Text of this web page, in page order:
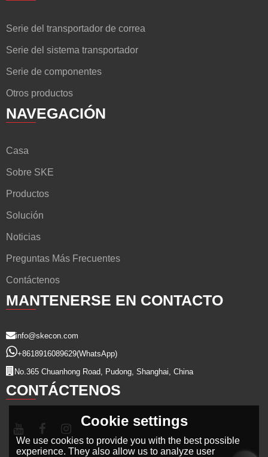
Serie del transportador de correa
Serie del sistema transportador
Serie de componentes
Otros productos
NAVEGACIÓN
Casa
Sobre SKE
Productos
Solución
Noticias
Preguntas Más Frecuentes
Contáctenos
MANTENERSE EN CONTACTO
info@skecon.com
+8618916089629(WhatsApp)
No.365 Chuanhong Road, Pudong, Shanghai, China
CONTÁCTENOS
Cookie settings
We use cookies to provide you with the best possible
experience. They also allow us to analyze user